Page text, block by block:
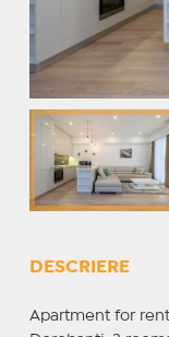
DESCRIERE
Apartment for